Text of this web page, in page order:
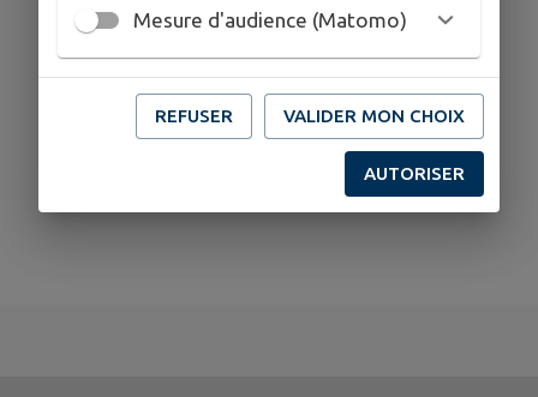
Mesure d'audience (Matomo)
REFUSER VALIDER MON CHOIX
AUTORISER